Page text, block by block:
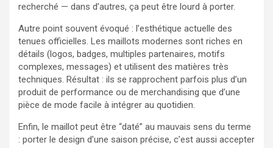
recherché — dans d’autres, ça peut être lourd à porter.
Autre point souvent évoqué : l’esthétique actuelle des
tenues officielles. Les maillots modernes sont riches en
détails (logos, badges, multiples partenaires, motifs
complexes, messages) et utilisent des matières très
techniques. Résultat : ils se rapprochent parfois plus d’un
produit de performance ou de merchandising que d’une
pièce de mode facile à intégrer au quotidien.
Enfin, le maillot peut être “daté” au mauvais sens du terme
: porter le design d’une saison précise, c’est aussi accepter